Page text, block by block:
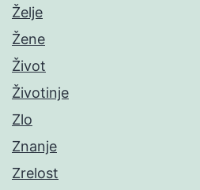
Želje
Žene
Život
Životinje
Zlo
Znanje
Zrelost